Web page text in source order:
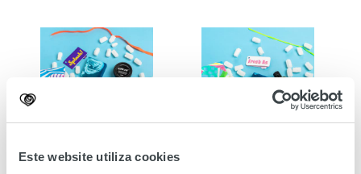
Este website utiliza cookies